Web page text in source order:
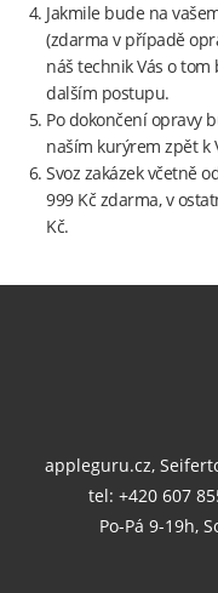
Jakmile bude na
(zdarma v případě
náš technik Vás o
dalším postupu.
Po dokončení opravy
naším kurýrem zpět k
Svoz zakázek včetně
999 Kč zdarma, v
Kč.
appleguru.cz,
tel: +420 607
Po-Pá 9-19h,